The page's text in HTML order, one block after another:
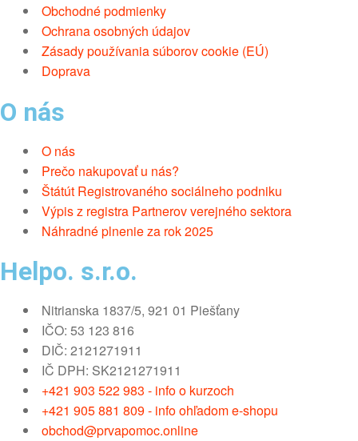
Obchodné podmienky
Ochrana osobných údajov
Zásady používania súborov cookie (EÚ)
Doprava
O nás
O nás
Prečo nakupovať u nás?
Štátút Registrovaného sociálneho podniku
Výpis z registra Partnerov verejného sektora
Náhradné plnenie za rok 2025
Helpo. s.r.o.
Nitrianska 1837/5, 921 01 Piešťany
IČO: 53 123 816
DIČ: 2121271911
IČ DPH: SK2121271911
+421 903 522 983 - info o kurzoch
+421 905 881 809 - info ohľadom e-shopu
obchod@prvapomoc.online